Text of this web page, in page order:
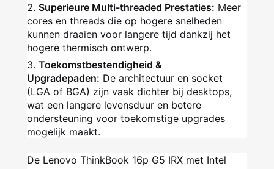
Superieure Multi-threaded Prestaties: Meer
cores en threads die op hogere snelheden
kunnen draaien voor langere tijd dankzij het
hogere thermisch ontwerp.
Toekomstbestendigheid &
Upgradepaden: De architectuur en socket
(LGA of BGA) zijn vaak dichter bij desktops,
wat een langere levensduur en betere
ondersteuning voor toekomstige upgrades
mogelijk maakt.
De Lenovo ThinkBook 16p G5 IRX met Intel